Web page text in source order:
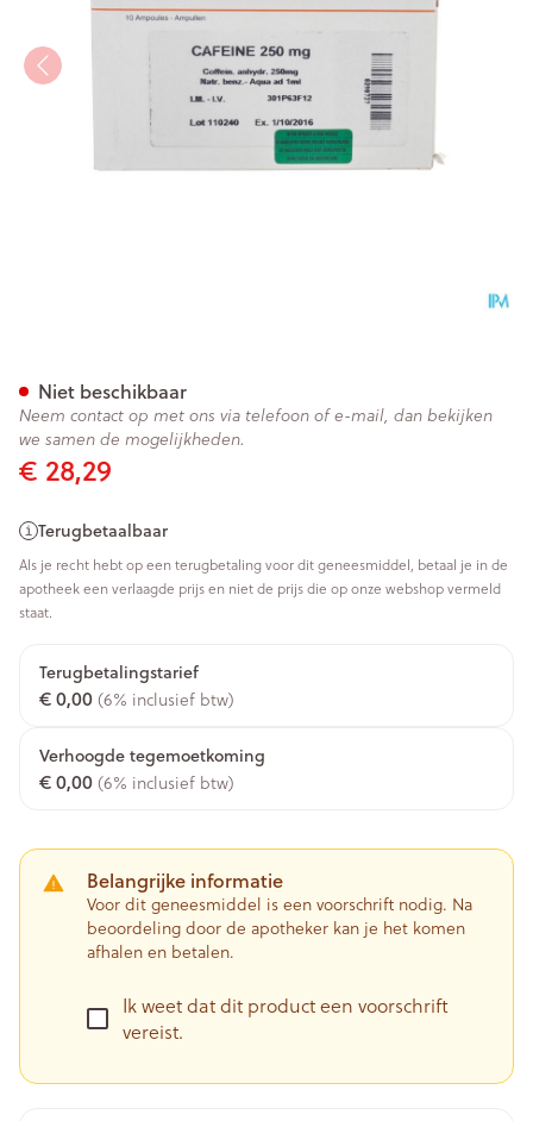
€ 28,29
Terugbetaalbaar
Als je recht hebt op een terugbetaling voor dit geneesmiddel, betaal je in de
apotheek een verlaagde prijs en niet de prijs die op onze webshop vermeld
staat.
Terugbetalingstarief
€ 0,00 (6% inclusief btw)
Verhoogde tegemoetkoming
€ 0,00 (6% inclusief btw)
Belangrijke informatie
Voor dit geneesmiddel is een voorschrift nodig. Na
beoordeling door de apotheker kan je het komen
afhalen en betalen.
Ik weet dat dit product een voorschrift
vereist.
Niet beschikbaar
Neem contact op met ons via telefoon of e-mail, dan bekijken
we samen de mogelijkheden.